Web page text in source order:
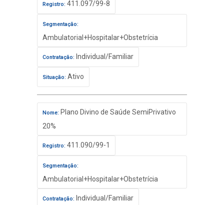
Registro: 411.097/99-8
Segmentação:
Ambulatorial+Hospitalar+Obstetrícia
Contratação: Individual/Familiar
Situação: Ativo
Nome: Plano Divino de Saúde SemiPrivativo
20%
Registro: 411.090/99-1
Segmentação:
Ambulatorial+Hospitalar+Obstetrícia
Contratação: Individual/Familiar